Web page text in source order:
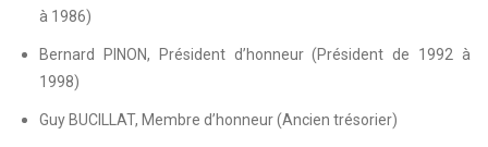
à 1986)
Bernard PINON, Président d’honneur (Président de 1992 à
1998)
Guy BUCILLAT, Membre d’honneur (Ancien trésorier)